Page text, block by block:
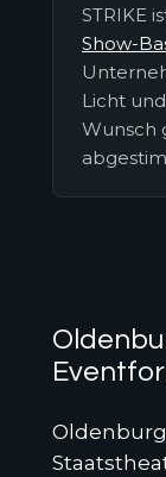
STRIKE
Show-
Licht
Wunsch